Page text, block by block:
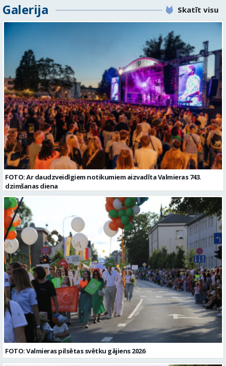
Valmiera, Valmieras nov. Darba laika veids: Summētais darba laiks
Darba veids: Darbinieka amats uz nenoteiktu laiku Slodze: Viena
vesela slodze Darbības joma: Pakalpojumi Pieteikto vietu skaits: 1
Līgums: Darbinieka amats uz nenoteiktu laiku Aktuāla līdz: 2026-08-
21 Kontaktpersona: CV ar norādi vakancei lūdzu sūtīt uz e-pastu
info@vtu-valmiera.lv vai iesniegt personīgi Izglītības līmenis:
Vispārējā vidējā izglītība
padarītā) - Vienmēr laikā izmaksātu algu - Profesionālus un
atbalstošus kolēģus Lūgums CV sūtīt uz e- pastu:
SAIŅOŠANAS OPERATORS Algas izmaksas veids: Laika darba alga
Darba vietas adrese: LATVIJA, Gravas iela 2, Kocēni, Kocēnu pag.,
Valmieras nov. Slodze: Viena vesela slodze Darbības joma: Ražošana
Pieteikto vietu skaits: 2 Aktuāla līdz: 2027-09-07 Darba sākšanas
datums: 2026-08-17 Kontaktpersona: Davids Pavlovs
Galerija Skatīt visu
FOTO: Ar daudzveidīgiem notikumiem aizvadīta Valmieras 743.
dzimšanas diena
FOTO: Valmieras pilsētas svētku gājiens 2026